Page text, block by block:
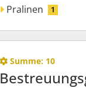
Pralinen 1
Summe: 10